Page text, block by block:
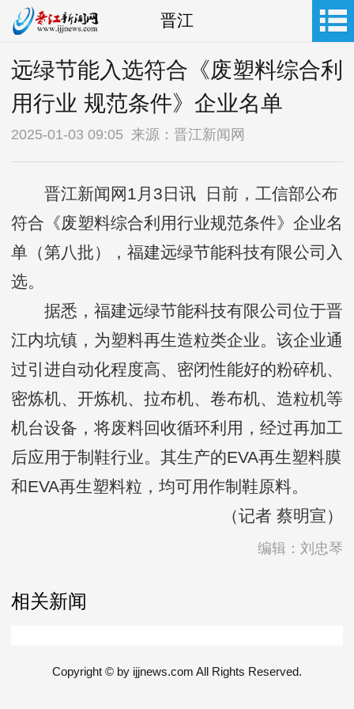
晋江
远绿节能入选符合《废塑料综合利
用行业 规范条件》企业名单
2025-01-03 09:05 来源：晋江新闻网
晋江新闻网1月3日讯 日前，工信部公布
符合《废塑料综合利用行业规范条件》企业名
单（第八批），福建远绿节能科技有限公司入
选。
据悉，福建远绿节能科技有限公司位于晋
江内坑镇，为塑料再生造粒类企业。该企业通
过引进自动化程度高、密闭性能好的粉碎机、
密炼机、开炼机、拉布机、卷布机、造粒机等
机台设备，将废料回收循环利用，经过再加工
后应用于制鞋行业。其生产的EVA再生塑料膜
和EVA再生塑料粒，均可用作制鞋原料。
（记者 蔡明宣）
编辑：刘忠琴
相关新闻
Copyright © by ijjnews.com All Rights Reserved.